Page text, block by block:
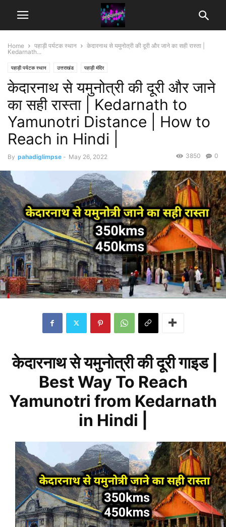
Home पहाड़ी पर्यटक स्थान
केदारनाथ से यमुनोत्री की दूरी और जाने का सही रास्ता |
Kedarnath...
पहाड़ी पर्यटक स्थान उत्तराखंड पहाड़ी मंदिर
केदारनाथ से यमुनोत्री की दूरी और जाने
का सही रास्ता | Kedarnath to
Yamunotri Distance | How to
Reach in Hindi |
By pahadiglimpse - May 26, 2022 0
3850
केदारनाथ से यमुनोत्री की दूरी गाइड |
Best Way To Reach
Yamunotri from Kedarnath
in Hindi |